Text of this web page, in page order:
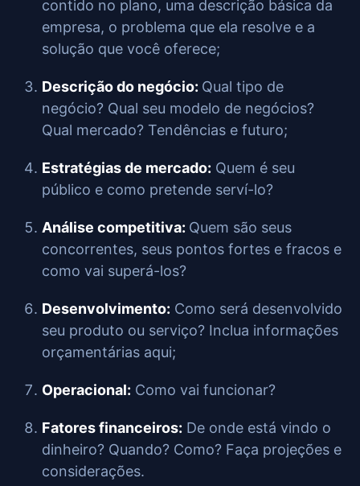
contido no plano, uma descrição básica da
empresa, o problema que ela resolve e a
solução que você oferece;
Descrição do negócio: Qual tipo de
negócio? Qual seu modelo de negócios?
Qual mercado? Tendências e futuro;
Estratégias de mercado: Quem é seu
público e como pretende serví-lo?
Análise competitiva: Quem são seus
concorrentes, seus pontos fortes e fracos e
como vai superá-los?
Desenvolvimento: Como será desenvolvido
seu produto ou serviço? Inclua informações
orçamentárias aqui;
Operacional: Como vai funcionar?
Fatores financeiros: De onde está vindo o
dinheiro? Quando? Como? Faça projeções e
considerações.